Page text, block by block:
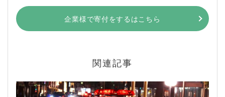
企業様で寄付をするはこちら
関連記事